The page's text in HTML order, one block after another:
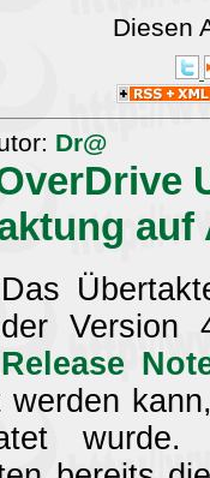
Diesen
Dr@
auf
Das
der Version
Release
werden